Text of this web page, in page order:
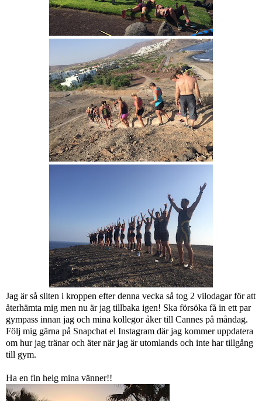
Jag är så sliten i kroppen efter denna vecka så tog 2 vilodagar för att
återhämta mig men nu är jag tillbaka igen! Ska försöka få in ett par
gympass innan jag och mina kollegor åker till Cannes på måndag.
Följ mig gärna på Snapchat el Instagram där jag kommer uppdatera
om hur jag tränar och äter när jag är utomlands och inte har tillgång
till gym.
Ha en fin helg mina vänner!!